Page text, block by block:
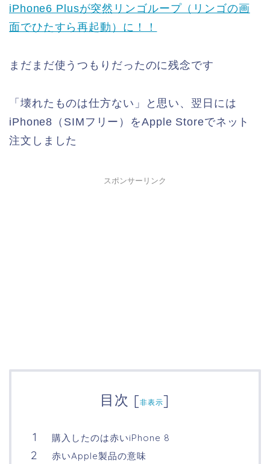
iPhone6 Plusが突然リンゴループ（リンゴの画
面でひたすら再起動）に！！
まだまだ使うつもりだったのに残念です
「壊れたものは仕方ない」と思い、翌日には
iPhone8（SIMフリー）をApple Storeでネット
注文しました
スポンサーリンク
目次 [非表示]
購入したのは赤いiPhone 8
赤いApple製品の意味